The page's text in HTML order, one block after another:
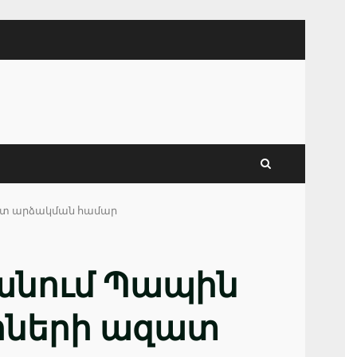
արձակման համար
Պապին
ազատ